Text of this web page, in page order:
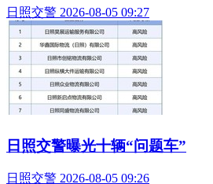
日照交警 2026-08-05 09:27
日照交警曝光十辆“问题车”
日照交警 2026-08-05 09:26